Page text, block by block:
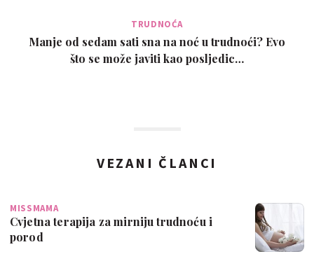
TRUDNOĆA
Manje od sedam sati sna na noć u trudnoći? Evo
što se može javiti kao posljedic…
VEZANI ČLANCI
MISSMAMA
Cvjetna terapija za mirniju trudnoću i
porod